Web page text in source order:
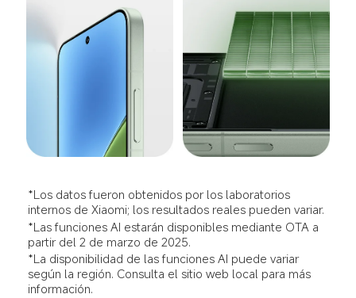
*Los datos fueron obtenidos por los laboratorios
internos de Xiaomi; los resultados reales pueden variar.
*Las funciones AI estarán disponibles mediante OTA a
partir del 2 de marzo de 2025.
*La disponibilidad de las funciones AI puede variar
según la región. Consulta el sitio web local para más
información.